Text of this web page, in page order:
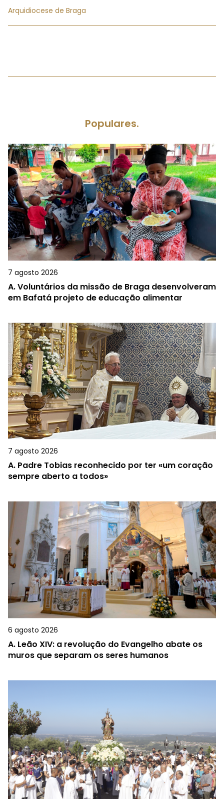
Arquidiocese de Braga
Populares.
7 agosto 2026
A.Voluntários da missão de Braga desenvolveram
em Bafatá projeto de educação alimentar
7 agosto 2026
A. Padre Tobias reconhecido por ter «um coração
sempre aberto a todos»
6 agosto 2026
A. Leão XIV: a revolução do Evangelho abate os
muros que separam os seres humanos